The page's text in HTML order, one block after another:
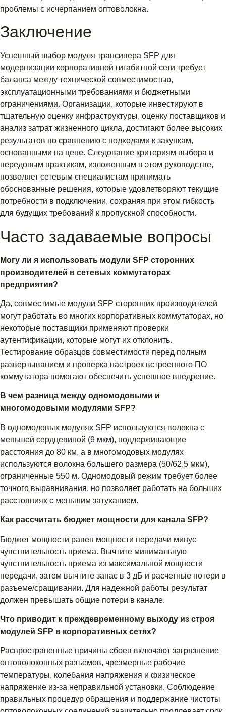
проблемы с исчерпанием оптоволокна.
Заключение
Успешный выбор модуля трансивера SFP для
модернизации корпоративной гигабитной сети требует
баланса между технической совместимостью,
эксплуатационными требованиями и бюджетными
ограничениями. Организации, которые инвестируют в
тщательную оценку инфраструктуры, оценку поставщиков и
анализ затрат жизненного цикла, достигают более высоких
результатов по сравнению с подходами к закупкам,
основанными на цене. Следование критериям выбора и
передовым практикам, изложенным в этом руководстве,
позволяет сетевым специалистам принимать
обоснованные решения, которые удовлетворяют текущие
потребности в подключении, сохраняя при этом гибкость
для будущих требований к пропускной способности.
Часто задаваемые вопросы
Могу ли я использовать модули SFP сторонних
производителей в сетевых коммутаторах
предприятия?
Да, совместимые модули SFP сторонних производителей
могут работать во многих корпоративных коммутаторах, но
некоторые поставщики применяют проверки
аутентификации, которые могут их отклонить.
Тестирование образцов совместимости перед полным
развертыванием и проверка настроек встроенного ПО
коммутатора помогают обеспечить успешное внедрение.
В чем разница между одномодовыми и
многомодовыми модулями SFP?
В одномодовых модулях SFP используются волокна с
меньшей сердцевиной (9 мкм), поддерживающие
расстояния до 80 км, а в многомодовых модулях
используются волокна большего размера (50/62,5 мкм),
ограниченные 550 м. Одномодовый режим требует более
точного выравнивания, но позволяет работать на больших
расстояниях с меньшим затуханием.
Как рассчитать бюджет мощности для канала SFP?
Бюджет мощности равен мощности передачи минус
чувствительность приема. Вычтите минимальную
чувствительность приема из максимальной мощности
передачи, затем вычтите запас в 3 дБ и расчетные потери в
разъеме/сращивании. Для надежной работы результат
должен превышать общие потери в канале.
Что приводит к преждевременному выходу из строя
модулей SFP в корпоративных сетях?
Распространенные причины сбоев включают загрязнение
оптоволоконных разъемов, чрезмерные рабочие
температуры, колебания напряжения и физическое
напряжение из-за неправильной установки. Соблюдение
правильных процедур обращения и поддержание чистоты